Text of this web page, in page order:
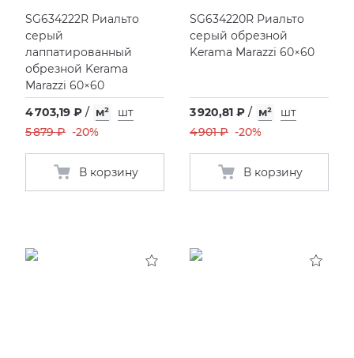
SG634222R Риальто
серый
лаппатированный
обрезной Kerama
Marazzi 60×60
4 703,19 ₽ / м²
шт
5 879 ₽ -20%
В корзину
SG634220R Риальто
серый обрезной
Kerama Marazzi 60×60
3 920,81 ₽ / м²
шт
4 901 ₽ -20%
В корзину